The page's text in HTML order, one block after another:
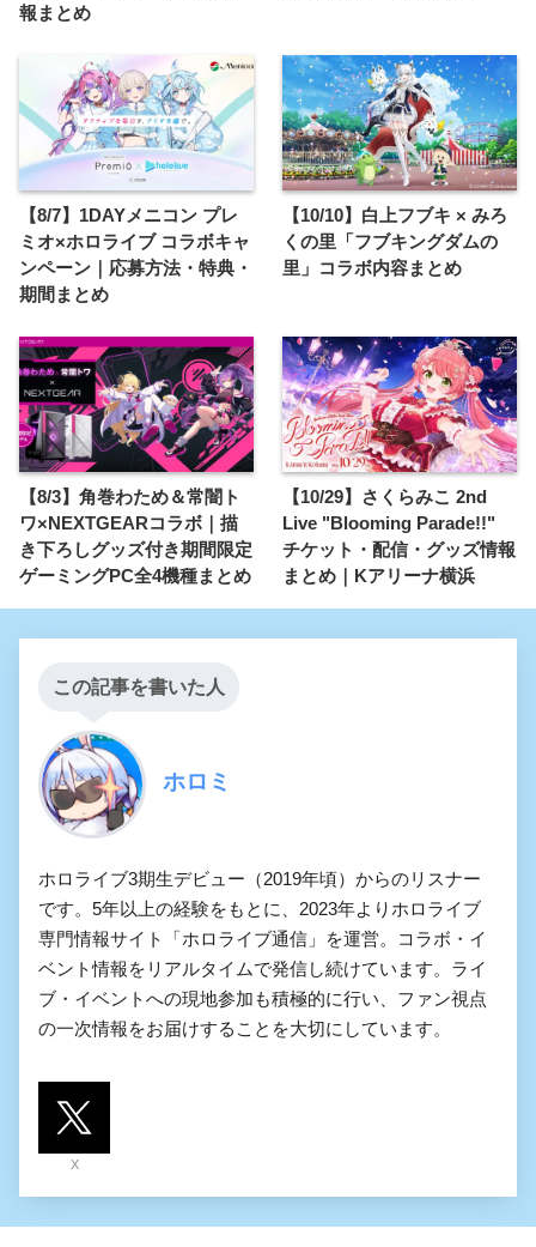
報まとめ
【8/7】1DAYメニコン プレ
ミオ×ホロライブ コラボキャ
ンペーン｜応募方法・特典・
期間まとめ
【10/10】白上フブキ × みろ
くの里「フブキングダムの
里」コラボ内容まとめ
【8/3】角巻わため＆常闇ト
ワ×NEXTGEARコラボ｜描
き下ろしグッズ付き期間限定
ゲーミングPC全4機種まとめ
【10/29】さくらみこ 2nd
Live "Blooming Parade!!"
チケット・配信・グッズ情報
まとめ｜Kアリーナ横浜
この記事を書いた人
ホロミ
ホロライブ3期生デビュー（2019年頃）からのリスナー
です。5年以上の経験をもとに、2023年よりホロライブ
専門情報サイト「ホロライブ通信」を運営。コラボ・イ
ベント情報をリアルタイムで発信し続けています。ライ
ブ・イベントへの現地参加も積極的に行い、ファン視点
の一次情報をお届けすることを大切にしています。
X